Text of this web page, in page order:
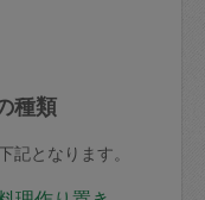
種類
記となります。